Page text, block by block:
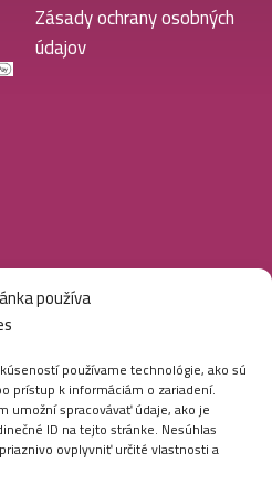
používa
používame technológie, ako sú
prístup k informáciám o zariadení.
umožní spracovávať údaje, ako je
ID na tejto stránke. Nesúhlas
ovplyvniť určité vlastnosti a
Velvet Vanilla – (Kayali –
Vanilla Twist – (Kayali –
Amber Story Amber Sin –
– P1037
Zásady ochrany osobných
údajov